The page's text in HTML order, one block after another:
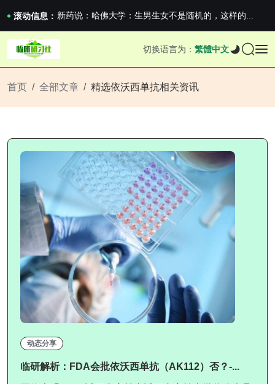
滚动信息： 新药说：哈佛大学：生男生女不是随机的，这样的...
国家药监局关于适用《E6（R3）：药物临床试...
沪上临研人：著名Global临床CRO在我国...
新药说：罗氏单抗临床III期成功
切换语言为： 繁體中文
首页 全部文章 精选依沃西单抗相关资讯
动态分享
临研解析：FDA会批依沃西单抗（AK112）否？-...